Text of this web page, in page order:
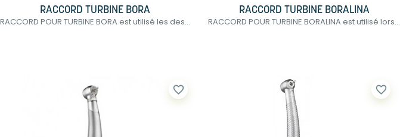
RACCORD TURBINE BORA
RACCORD POUR TURBINE BORA est utilisé les des...
RACCORD TURBINE BORALINA
RACCORD POUR TURBINE BORALINA est utilisé lors...
favorite_border favorite_border